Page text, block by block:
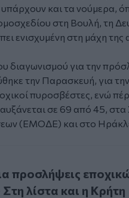
και τα νούμερα,
στη Βουλή, τη
ενισχυμένη στη μάχη της
διαγωνισμού για την
την Παρασκευή, για
πυροσβέστες, ενώ
σε 69 από 45, στα
(ΕΜΟΔΕ) και στο
εποχικών
προσλήψεις
λίστα και η Κρήτη